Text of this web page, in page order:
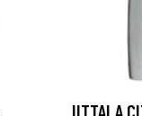
IITTALA